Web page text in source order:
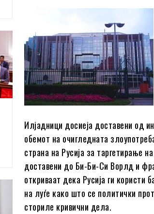
Илјадници досиеја доставени од
обемот на очигледната
страна на Русија за таргетирање
доставени до Би-Би-Си Ворлд и
откриваат дека Русија ги
на луѓе како што се политички
сториле кривични дела.